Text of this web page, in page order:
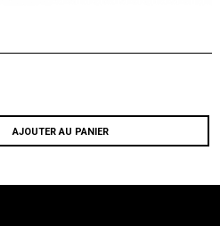
AJOUTER AU PANIER